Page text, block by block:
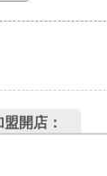
開店：